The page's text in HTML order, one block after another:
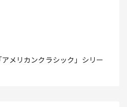
メリカンクラシック」シリー